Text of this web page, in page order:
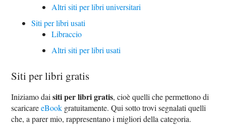
Altri siti per libri universitari
Siti per libri usati
Libraccio
Altri siti per libri usati
Siti per libri gratis
Iniziamo daisiti per libri gratis, cioè quelli che permettono di
scaricareeBook gratuitamente. Qui sotto trovi segnalati quelli
che, a parer mio, rappresentano i migliori della categoria.